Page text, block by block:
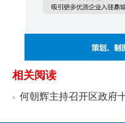
相关阅读
何朝辉主持召开区政府